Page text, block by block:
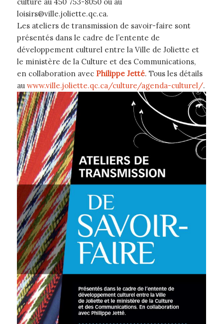
loisirs@ville.joliette.qc.ca.
Les ateliers de transmission de savoir-faire sont
présentés dans le cadre de l’entente de
développement culturel entre la Ville de Joliette et
le ministère de la Culture et des Communications,
en collaboration avec Philippe Jetté. Tous les détails
au www.ville.joliette.qc.ca/culture/agenda-culturel/.